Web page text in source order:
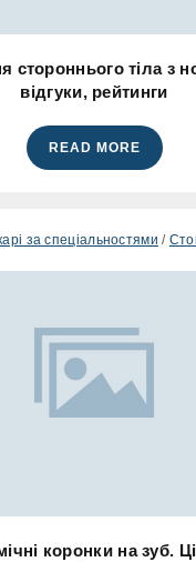
стороннього тіла з
відгуки, рейтинги
READ MORE
за спеціальностями /
коронки на зуб.